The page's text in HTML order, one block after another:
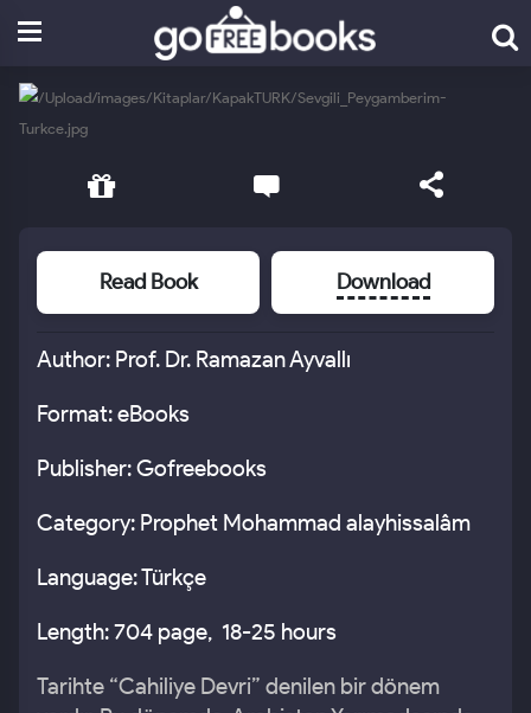
Read Book Download
Author: Prof. Dr. Ramazan Ayvallı
Format: eBooks
Publisher: Gofreebooks
Category: Prophet Mohammad alayhissalâm
Language: Türkçe
Length: 704 page, 18-25 hours
Tarihte “Cahiliye Devri” denilen bir dönem